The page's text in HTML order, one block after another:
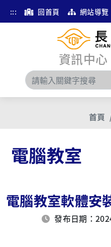
::: 回首頁 網站導覽
資訊中心
首頁
電腦教室
電腦教室軟體安
發布日期：